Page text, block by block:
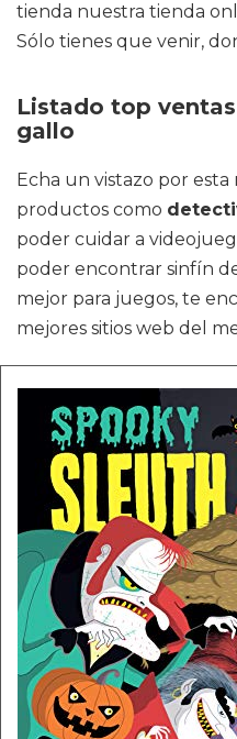
tienda nuestra tienda
Sólo tienes que venir,
Listado top
gallo
Echa un vistazo por
productos como
poder cuidar a
poder encontrar sinfín
mejor para juegos, te
mejores sitios web del